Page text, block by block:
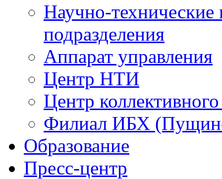
Научно-технические
подразделения
Аппарат управления
Центр НТИ
Центр
Филиал ИБХ
Образование
Пресс-центр